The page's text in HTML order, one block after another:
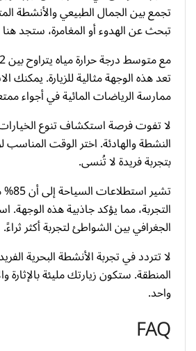
تجمع بين الجمال الطبيعي والأنشطة
تبحث عن الهدوء أو المغامرة، ستجد
تعد هذه الوجهة مثالية للزيارة. يمكنك
ممارسة الرياضات المائية في أجواء
لا تفوت فرصة استكشاف تنوع
النشطة والهادئة. اختر الوقت المناسب
بتجربة فريدة لا تُنسى.
تشير
التجربة، مما يؤكد جاذبية هذه
الجغرافي بين الشواطئ لتجربة أكثر ثراءً.
لا تتردد في تجربة الأنشطة البحرية
المنطقة. ستكون زيارتك مليئة بالإثارة
واحد.
FAQ